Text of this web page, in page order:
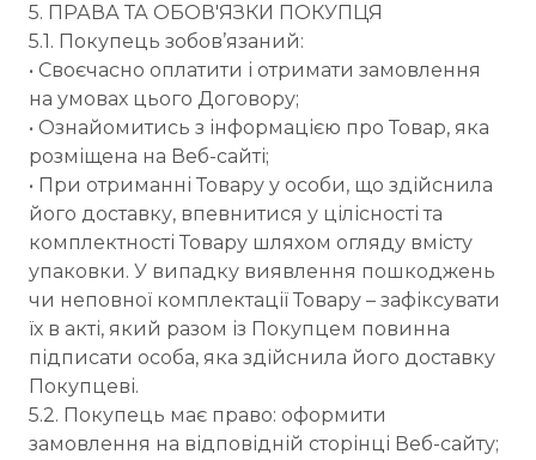
5. ПРАВА ТА ОБОВ'ЯЗКИ ПОКУПЦЯ
5.1. Покупець зобов’язаний:
• Своєчасно оплатити і отримати замовлення
на умовах цього Договору;
• Ознайомитись з інформацією про Товар, яка
розміщена на Веб-сайті;
• При отриманні Товару у особи, що здійснила
його доставку, впевнитися у цілісності та
комплектності Товару шляхом огляду вмісту
упаковки. У випадку виявлення пошкоджень
чи неповної комплектації Товару – зафіксувати
їх в акті, який разом із Покупцем повинна
підписати особа, яка здійснила його доставку
Покупцеві.
5.2. Покупець має право: оформити
замовлення на відповідній сторінці Веб-сайту;